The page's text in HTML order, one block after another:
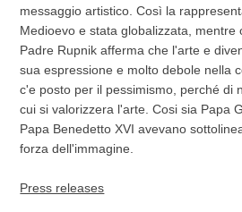
messaggio artistico. Così la
Medioevo e stata globalizzata, mentre
Padre Rupnik afferma che l'arte e
sua espressione e molto debole nella
c'e posto per il pessimismo, perché di
cui si valorizzera l'arte. Cosi sia Papa
Papa Benedetto XVI avevano
forza dell'immagine.
Press releases